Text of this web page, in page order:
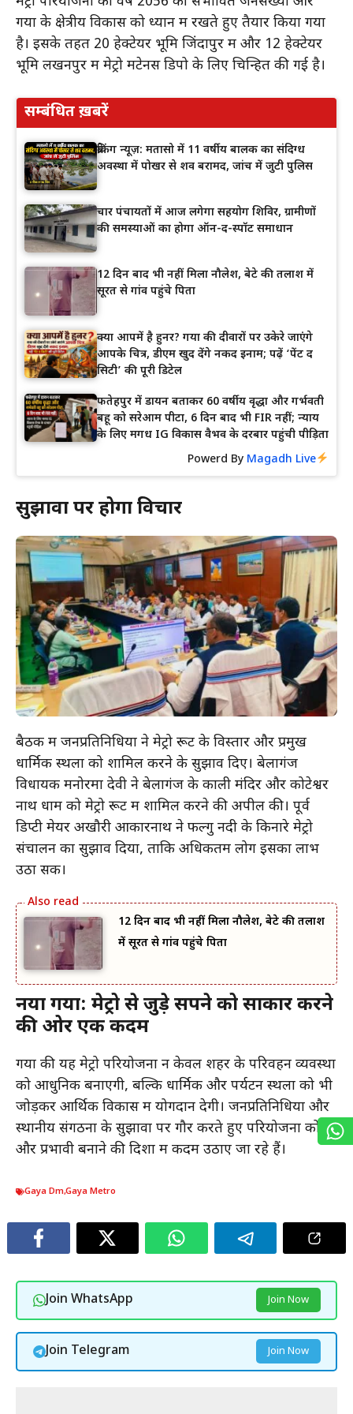
गया के क्षेत्रीय विकास को ध्यान में रखते हुए तैयार किया गया
है। इसके तहत 20 हेक्टेयर भूमि जिंदापुर में और 12 हेक्टेयर
भूमि लखनपुर में मेट्रो मेंटेनेंस डिपो के लिए चिन्हित की गई है।
सम्बंधित ख़बरें
ब्रेकिंग न्यूज़: मतासो में 11 वर्षीय बालक का संदिग्ध
अवस्था में पोखर से शव बरामद, जांच में जुटी पुलिस
चार पंचायतों में आज लगेगा सहयोग शिविर, ग्रामीणों
की समस्याओं का होगा ऑन-द-स्पॉट समाधान
12 दिन बाद भी नहीं मिला नौलेश, बेटे की तलाश में
सूरत से गांव पहुंचे पिता
क्या आपमें है हुनर? गया की दीवारों पर उकेरे जाएंगे
आपके चित्र, डीएम खुद देंगे नकद इनाम; पढ़ें ‘पेंट द
सिटी’ की पूरी डिटेल
फतेहपुर में डायन बताकर 60 वर्षीय वृद्धा और गर्भवती
बहू को सरेआम पीटा, 6 दिन बाद भी FIR नहीं; न्याय
के लिए मगध IG विकास वैभव के दरबार पहुंची पीड़िता
Powerd By Magadh Live
सुझावों पर होगा विचार
बैठक में जनप्रतिनिधियों ने मेट्रो रूट के विस्तार और प्रमुख
धार्मिक स्थलों को शामिल करने के सुझाव दिए। बेलागंज
विधायक मनोरमा देवी ने बेलागंज के काली मंदिर और कोटेश्वर
नाथ धाम को मेट्रो रूट में शामिल करने की अपील की। पूर्व
डिप्टी मेयर अखौरी ओंकारनाथ ने फल्गु नदी के किनारे मेट्रो
संचालन का सुझाव दिया, ताकि अधिकतम लोग इसका लाभ
उठा सकें।
12 दिन बाद भी नहीं मिला नौलेश, बेटे की तलाश
में सूरत से गांव पहुंचे पिता
नया गया: मेट्रो से जुड़े सपने को साकार करने
की ओर एक कदम
गया की यह मेट्रो परियोजना न केवल शहर के परिवहन व्यवस्था
को आधुनिक बनाएगी, बल्कि धार्मिक और पर्यटन स्थलों को भी
जोड़कर आर्थिक विकास में योगदान देगी। जनप्रतिनिधियों और
स्थानीय संगठनों के सुझावों पर गौर करते हुए परियोजना को
और प्रभावी बनाने की दिशा में कदम उठाए जा रहे हैं।
Gaya Dm,Gaya Metro
Join WhatsApp Join Now
Join Telegram Join Now